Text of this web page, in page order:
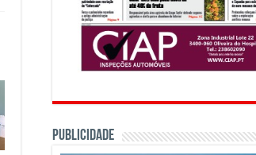
PUBLICIDADE